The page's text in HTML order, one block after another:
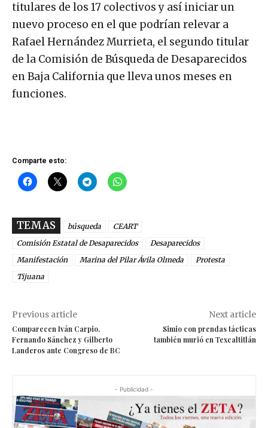
titulares de los 17 colectivos y así iniciar un
nuevo proceso en el que podrían relevar a
Rafael Hernández Murrieta, el segundo titular
de la Comisión de Búsqueda de Desaparecidos
en Baja California que lleva unos meses en
funciones.
Comparte esto:
TEMAS búsqueda
CEART
Comisión Estatal de Desaparecidos
Desaparecidos
Manifestación
Marina del Pilar Ávila Olmeda
Protesta
Tijuana
Previous article
Comparecen Iván Carpio,
Fernando Sánchez y Gilberto
Landeros ante Congreso de BC
Next article
Simio con prendas tácticas
también murió en Texcaltitlán
- Publicidad -